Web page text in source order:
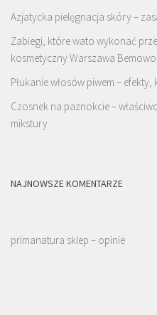
Azjatycka pielęgnacja skóry –
Zabiegi, które wato wykonać
kosmetyczny Warszawa Bemowo
Płukanie włosów piwem –
Czosnek na paznokcie –
mikstury
NAJNOWSZE KOMENTARZE
primanatura sklep – opinie